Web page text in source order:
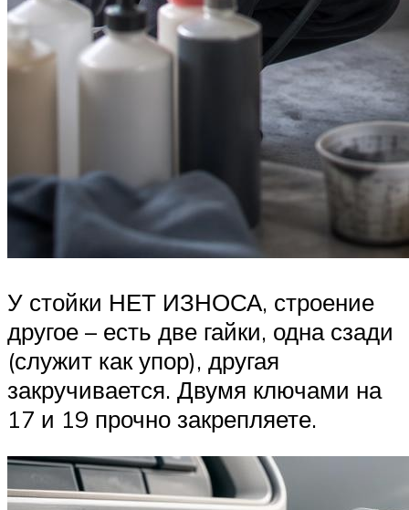
У стойки НЕТ ИЗНОСА, строение
другое – есть две гайки, одна сзади
(служит как упор), другая
закручивается. Двумя ключами на
17 и 19 прочно закрепляете.